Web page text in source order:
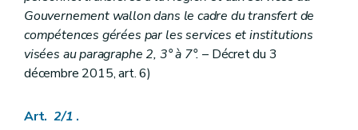
Art. 65/4
Art. 65/5
Art. 65/6
Sous-section 2 Procédure.
Art. 65/7
Gouvernement wallon dans le cadre du transfert de
compétences gérées par les services et institutions
visées au paragraphe 2, 3° à 7°. – Décret du 3
décembre 2015, art. 6)
Art. 2/1 .